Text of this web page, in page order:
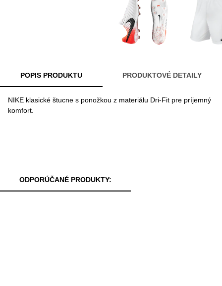
POPIS PRODUKTU PRODUKTOVÉ DETAILY
NIKE klasické štucne s ponožkou z materiálu Dri-Fit pre príjemný
komfort.
ODPORÚČANÉ PRODUKTY: